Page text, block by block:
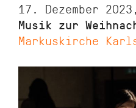
17. Dezember
Musik zur
Markuskirche